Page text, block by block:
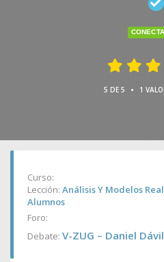
5 DE 5 • 1
Curso:
Lección: Análisis Y Modelos
Alumnos
Foro:
Debate: V-ZUG – Daniel